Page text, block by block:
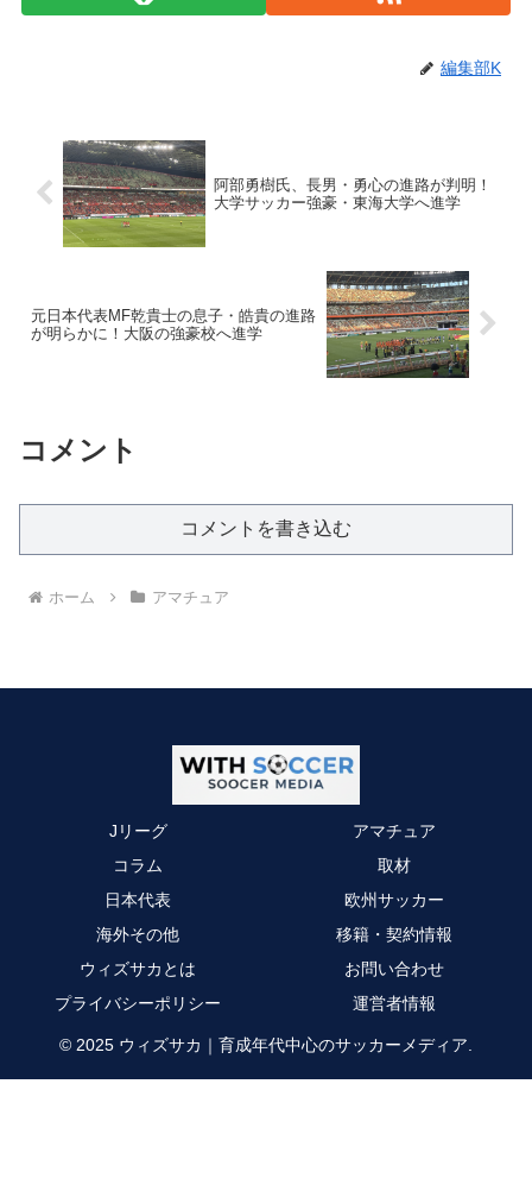
編集部K
阿部勇樹氏、長男・勇心の進路が判明！
大学サッカー強豪・東海大学へ進学
元日本代表MF乾貴士の息子・皓貴の進路
が明らかに！大阪の強豪校へ進学
コメント
コメントを書き込む
ホーム アマチュア
Jリーグ
アマチュア
コラム
取材
日本代表
欧州サッカー
海外その他
移籍・契約情報
ウィズサカとは
お問い合わせ
プライバシーポリシー
運営者情報
© 2025 ウィズサカ｜育成年代中心のサッカーメディア.